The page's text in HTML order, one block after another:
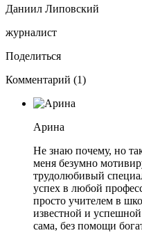
Даниил Липовский
журналист
Поделиться
Комментарий (1)
Арина
Не знаю почему, но
меня безумно
трудолюбивый
успех в любой
просто учителем в
известной и успешной
сама, без помощи